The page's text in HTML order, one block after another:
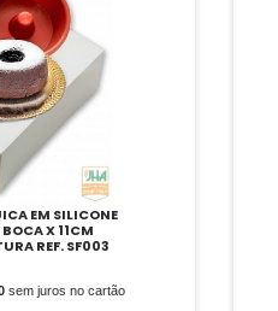
EM SILICONE 13
X 13CM
REF. SF004
sem juros no cartão